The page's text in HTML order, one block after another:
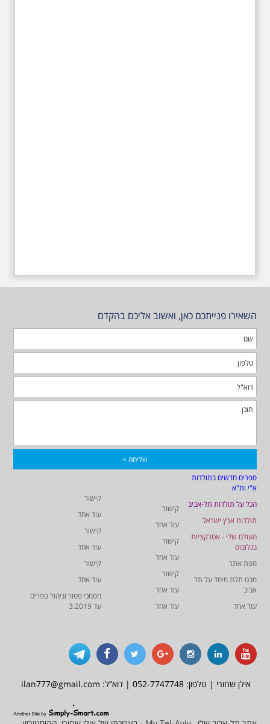
השאירו פנייתכם כאן, ואשוב אליכם בהקדם
ספרים חדשים בתולדות
א"י ות"א
הכל על תולדות תל-אביב
תולדות ארץ ישראל
העולם שלי - אטרקציות
בגלובוס
מפת אתר
מבט תלת מימד על תל
אביב
עוד אחד
קישור
עוד אחד
קישור
עוד אחד
קישור
עוד אחד
עוד אחד
קישור
עוד אחד
קישור
עוד אחד
קישור
עוד אחד
מסמכי פטור וניהול ספרים
עד 3.2019
אילן שחורי | טלפון: 052-7747748 | דוא”ל: ilan777@gmail.com